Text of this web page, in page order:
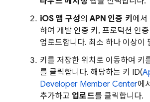
iOS 앱 구성의APN 인증 키 에서
하여 개발 인증 키, 프로덕션 인
업로드합니다. 최소 하나 이상이
키를 저장한 위치로 이동하여 키
를 클릭합니다. 해당하는 키 ID(
Developer Member Center에
추가하고 업로드를 클릭합니다.